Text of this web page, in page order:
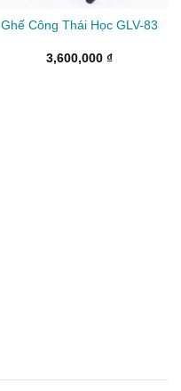
Ghế Công Thái Học GLV-83
3,600,000 ₫